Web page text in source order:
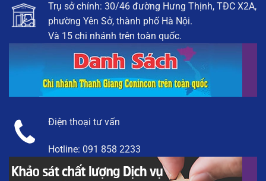
Trụ sở chính: 30/46 đường Hưng Thịnh, TĐC X2A,
phường Yên Sở, thành phố Hà Nội.
Và 15 chi nhánh trên toàn quốc.
Điện thoại tư vấn
Hotline: 091 858 2233